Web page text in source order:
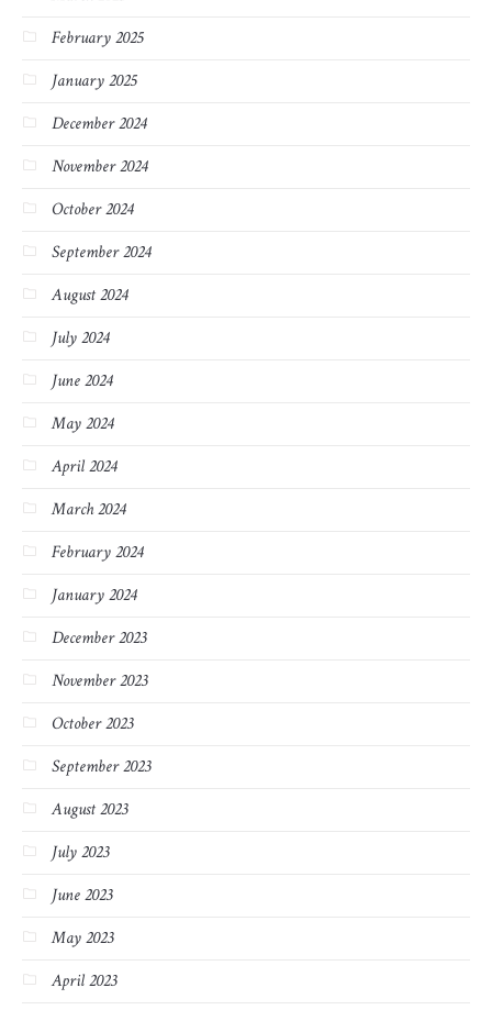
February 2025
January 2025
December 2024
November 2024
October 2024
September 2024
August 2024
July 2024
June 2024
May 2024
April 2024
March 2024
February 2024
January 2024
December 2023
November 2023
October 2023
September 2023
August 2023
July 2023
June 2023
May 2023
April 2023